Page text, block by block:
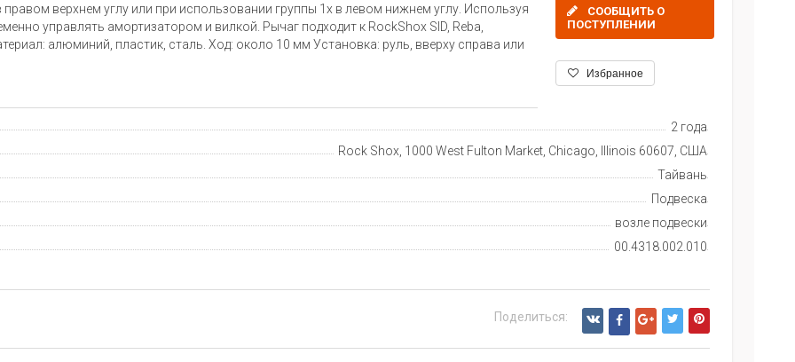
СООБЩИТЬ О
ПОСТУПЛЕНИИ
Избранное
правом верхнем углу или при использовании группы 1x в левом нижнем углу. Используя
управлять амортизатором и вилкой. Рычаг подходит к RockShox SID, Reba,
алюминий, пластик, сталь. Ход: около 10 мм Установка: руль, вверху справа или
2 года
Rock Shox, 1000 West Fulton Market, Chicago, Illinois 60607, США
Тайвань
Подвеска
возле подвески
00.4318.002.010
Поделиться: